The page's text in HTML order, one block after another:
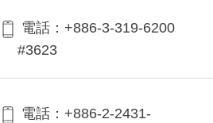
電話：+886-3-319-6200
#3623
電話：+886-2-2431-